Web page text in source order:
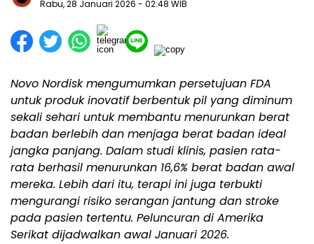
Rabu, 28 Januari 2026 - 02:48 WIB
Novo Nordisk mengumumkan persetujuan FDA
untuk produk inovatif berbentuk pil yang diminum
sekali sehari untuk membantu menurunkan berat
badan berlebih dan menjaga berat badan ideal
jangka panjang. Dalam studi klinis, pasien rata-
rata berhasil menurunkan 16,6% berat badan awal
mereka. Lebih dari itu, terapi ini juga terbukti
mengurangi risiko serangan jantung dan stroke
pada pasien tertentu. Peluncuran di Amerika
Serikat dijadwalkan awal Januari 2026.